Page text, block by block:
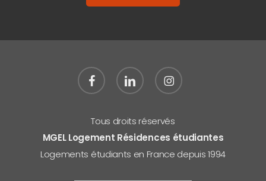
facebooklinkedin instagram
Tous droits réservés
MGEL Logement Résidences étudiantes
Logements étudiants en France depuis 1994